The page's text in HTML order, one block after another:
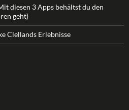
diesen 3 Apps behältst du den
geht)
Clellands Erlebnisse